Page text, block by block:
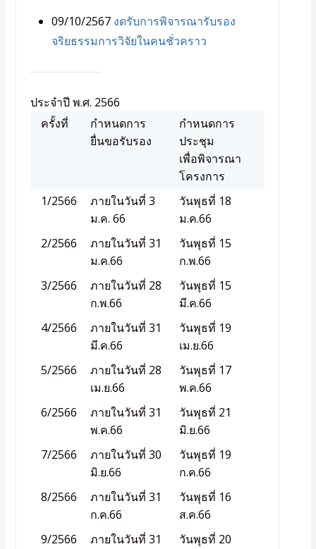
09/10/2567 งดรับการพิจารณารับรอง
จริยธรรมการวิจัยในคนชั่วคราว
ประจำปี พ.ศ. 2566
ครั้งที่
กำหนดการ
ยื่นขอรับรอง
กำหนดการ
ประชุม
เพื่อพิจารณา
โครงการ
1/2566
ภายในวันที่ 3
ม.ค. 66
วันพุธที่ 18
ม.ค.66
2/2566
ภายในวันที่ 31
ม.ค.66
วันพุธที่ 15
ก.พ.66
3/2566
ภายในวันที่ 28
ก.พ.66
วันพุธที่ 15
มี.ค.66
4/2566
ภายในวันที่ 31
มี.ค.66
วันพุธที่ 19
เม.ย.66
5/2566
ภายในวันที่ 28
เม.ย.66
วันพุธที่ 17
พ.ค.66
6/2566
ภายในวันที่ 31
พ.ค.66
วันพุธที่ 21
มิ.ย.66
7/2566
ภายในวันที่ 30
มิ.ย.66
วันพุธที่ 19
ก.ค.66
8/2566
ภายในวันที่ 31
ก.ค.66
วันพุธที่ 16
ส.ค.66
9/2566
ภายในวันที่ 31
วันพุธที่ 20